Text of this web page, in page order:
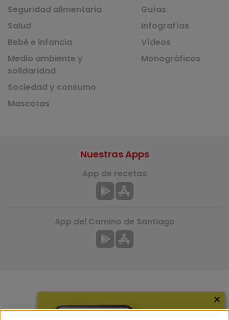
Seguridad alimentaria
Salud
Bebé e infancia
Medio ambiente y
solidaridad
Sociedad y consumo
Mascotas
Guías
Infografías
Vídeos
Monográficos
Nuestras Apps
App de recetas
App del Camino de Santiago
×